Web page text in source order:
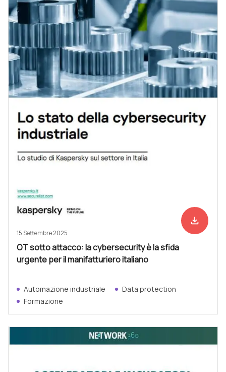
Scarica
file_download
15 Settembre 2025
OT sotto attacco: la cybersecurity è la sfida
urgente per il manifatturiero italiano
Automazione industriale
Data protection
Formazione